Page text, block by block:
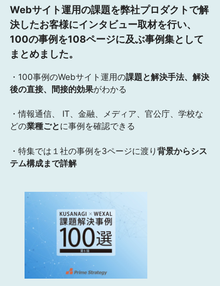
Webサイト運用の課題を弊社プロダクトで解
決したお客様にインタビュー取材を行い、
100の事例を108ページに及ぶ事例集として
まとめました。
・100事例のWebサイト運用の課題と解決手法、解決
後の直接、間接的効果がわかる
・情報通信、 IT、金融、メディア、官公庁、学校な
どの業種ごと に事例を確認できる
・特集では１社の事例を3ページに渡り 背景からシス
テム構成まで詳解